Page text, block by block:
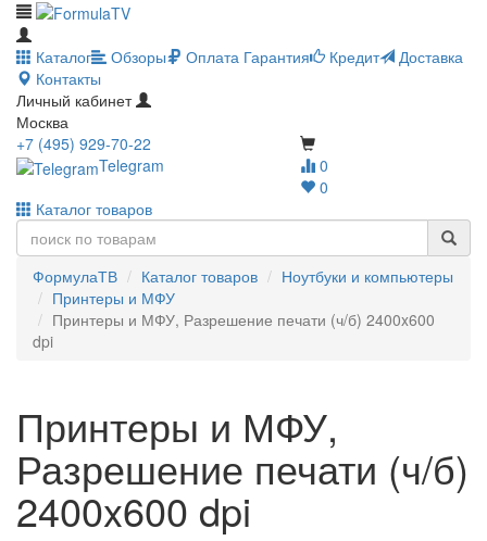
Каталог Обзоры Оплата Гарантия Кредит
Доставка
Контакты
Личный кабинет
Москва
0
0
+7 (495) 929-70-22
Telegram
Каталог товаров
ФормулаТВ Каталог товаров
Ноутбуки и компьютеры
Принтеры и МФУ
Принтеры и МФУ, Разрешение печати (ч/б) 2400x600
dpi
Принтеры и МФУ,
Разрешение печати (ч/б)
2400x600 dpi